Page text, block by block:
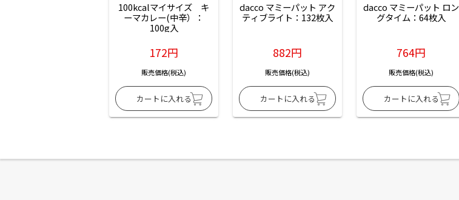
100kcalマイサイズ　キ
ーマカレー(中辛）：
100g入
172円
販売価格(税込)
dacco マミーパット アク
ティブライト：132枚入
882円
販売価格(税込)
dacco マミーパット ロン
グタイム：64枚入
764円
販売価格(税込)